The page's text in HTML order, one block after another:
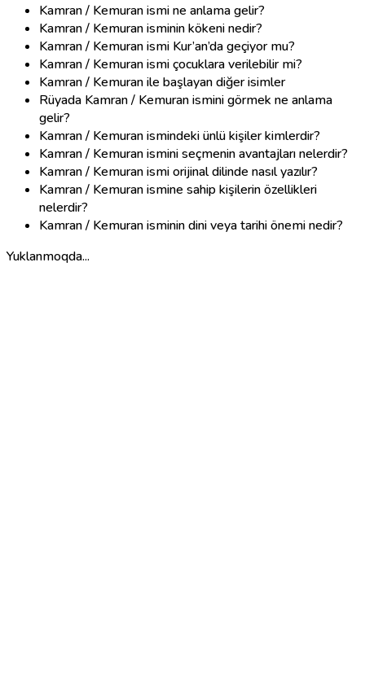
Kamran / Kemuran ismi ne anlama gelir?
Kamran / Kemuran isminin kökeni nedir?
Kamran / Kemuran ismi Kur’an’da geçiyor mu?
Kamran / Kemuran ismi çocuklara verilebilir mi?
Kamran / Kemuran ile başlayan diğer isimler
Rüyada Kamran / Kemuran ismini görmek ne anlama
gelir?
Kamran / Kemuran ismindeki ünlü kişiler kimlerdir?
Kamran / Kemuran ismini seçmenin avantajları nelerdir?
Kamran / Kemuran ismi orijinal dilinde nasıl yazılır?
Kamran / Kemuran ismine sahip kişilerin özellikleri
nelerdir?
Kamran / Kemuran isminin dini veya tarihi önemi nedir?
Yuklanmoqda...